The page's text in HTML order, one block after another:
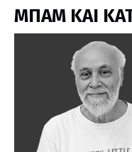
ΜΠΑΜ ΚΑΙ